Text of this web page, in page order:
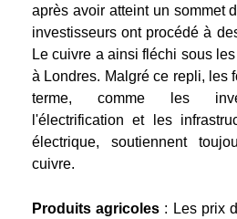
après avoir atteint un sommet
investisseurs ont procédé à
Le cuivre a ainsi fléchi sous
à Londres. Malgré ce repli, les
terme, comme les
l'électrification et les
électrique, soutiennent
cuivre.
Produits agricoles : Les prix